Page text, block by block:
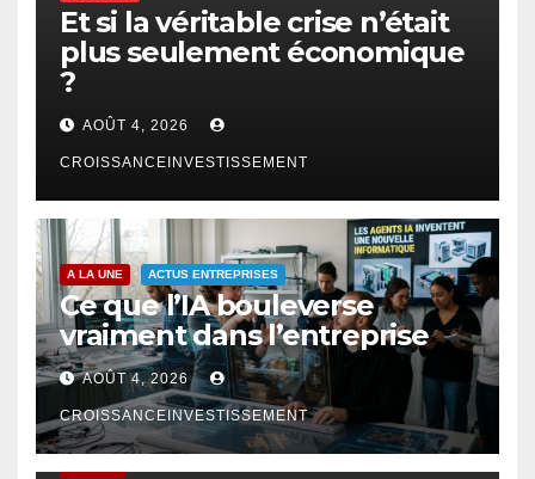
Et si la véritable crise n’était
plus seulement économique
?
AOÛT 4, 2026
CROISSANCEINVESTISSEMENT
A LA UNE ACTUS ENTREPRISES
Ce que l’IA bouleverse
vraiment dans l’entreprise
AOÛT 4, 2026
CROISSANCEINVESTISSEMENT